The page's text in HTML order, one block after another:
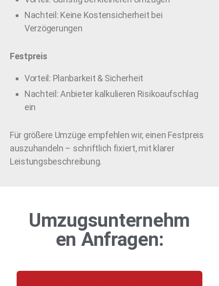
Nachteil: Keine Kostensicherheit bei
Verzögerungen
Festpreis
Vorteil: Planbarkeit & Sicherheit
Nachteil: Anbieter kalkulieren Risikoaufschlag
ein
Für größere Umzüge empfehlen wir, einen Festpreis
auszuhandeln – schriftlich fixiert, mit klarer
Leistungsbeschreibung.
Umzugsunternehm
en Anfragen: